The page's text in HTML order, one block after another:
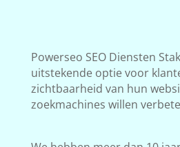
Powerseo SEO Diensten
uitstekende optie voor
zichtbaarheid van hun
zoekmachines willen